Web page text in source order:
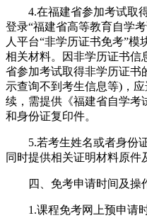
4.在福建省参加考试取得
登录“福建省高等教育自学
人平台“非学历证书免考”
相关材料。因非学历证书信
省参加考试取得非学历证书
示查询不到考生信息等)，
续，需提供《福建省自学考
和身份证复印件。
5.若考生姓名或者身份证
同时提供相关证明材料原件
四、免考申请时间及操
1.课程免考网上预申请时